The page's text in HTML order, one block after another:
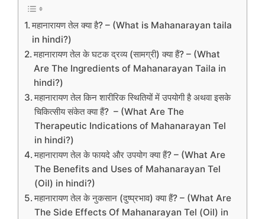
महानारायण तेल क्या है? – (What is Mahanarayan taila
in hindi?)
महानारायण तेल के घटक द्रव्य (सामग्री) क्या हैं? – (What
Are The Ingredients of Mahanarayan Taila in
hindi?)
महानारायण तेल किन शारीरिक स्थितियों में उपयोगी है अथवा इसके
चिकित्सीय संकेत क्या हैं? – (What Are The
Therapeutic Indications of Mahanarayan Tel
in hindi?)
महानारायण तेल के फायदे और उपयोग क्या हैं? – (What Are
The Benefits and Uses of Mahanarayan Tel
(Oil) in hindi?)
महानारायण तेल के नुकसान (दुष्प्रभाव) क्या हैं? – (What Are
The Side Effects Of Mahanarayan Tel (Oil) in